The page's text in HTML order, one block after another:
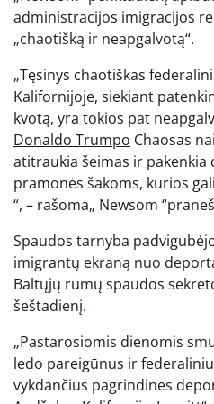
administracijos imigracijos
„chaotišką ir neapgalvotą“.
„Tęsinys chaotiškas
Kalifornijoje, siekiant
kvotą, yra tokios pat
Donaldo Trumpo Chaosas
atitraukia šeimas ir
pramonės šakoms, kurios
“, – rašoma„ Newsom
Spaudos tarnyba
imigrantų ekraną nuo
Baltųjų rūmų spaudos
šeštadienį.
„Pastarosiomis dienomis
ledo pareigūnus ir
vykdančius pagrindines